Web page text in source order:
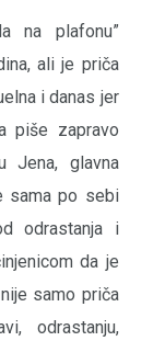
na plafonu”
ali je priča
i danas jer
piše zapravo
Jena, glavna
sama po sebi
odrastanja i
da je
samo priča
odrastanju,